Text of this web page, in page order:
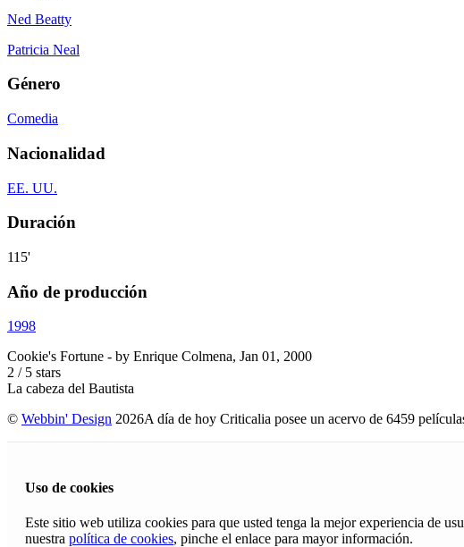
Ned Beatty
Patricia Neal
Género
Comedia
Nacionalidad
EE. UU.
Duración
115'
Año de producción
1998
Cookie's Fortune - by Enrique Colmena, Jan 01, 2000
2 / 5 stars
La cabeza del Bautista
© Webbin' Design 2026A día de hoy Criticalia posee un acervo de 6459
Uso de cookies
Este sitio web utiliza cookies para que usted tenga la mejor experiencia de
nuestra política de cookies, pinche el enlace para mayor información.